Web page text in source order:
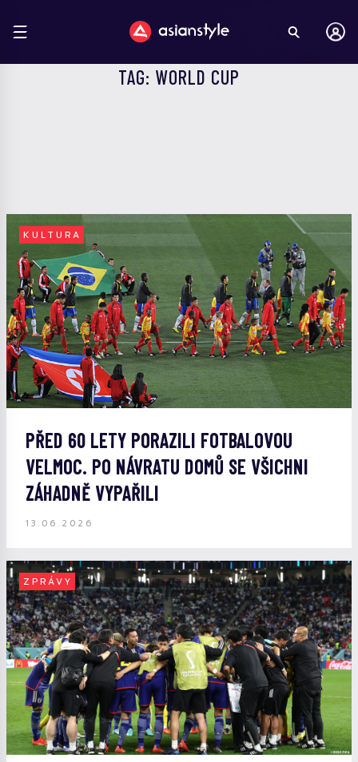
TAG: WORLD CUP
KULTURA
PŘED 60 LETY PORAZILI FOTBALOVOU
VELMOC. PO NÁVRATU DOMŮ SE VŠICHNI
ZÁHADNĚ VYPAŘILI
13.06.2026
ZPRÁVY